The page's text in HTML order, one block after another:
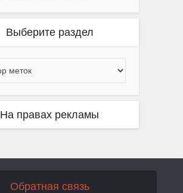
Выберите раздел
На правах рекламы
Обратная связь